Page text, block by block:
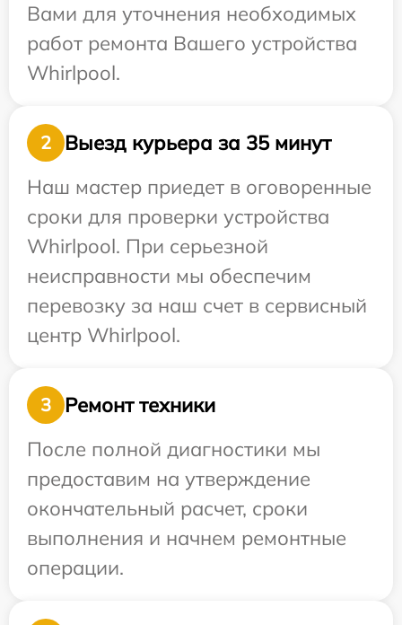
Вами для уточнения необходимых
работ ремонта Вашего устройства
Whirlpool.
2
Выезд курьера за 35 минут
Наш мастер приедет в оговоренные
сроки для проверки устройства
Whirlpool. При серьезной
неисправности мы обеспечим
перевозку за наш счет в сервисный
центр Whirlpool.
3
Ремонт техники
После полной диагностики мы
предоставим на утверждение
окончательный расчет, сроки
выполнения и начнем ремонтные
операции.